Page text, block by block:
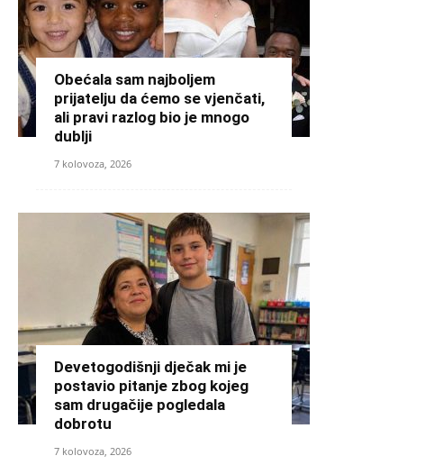
Obećala sam najboljem
prijatelju da ćemo se vjenčati,
ali pravi razlog bio je mnogo
dublji
7 kolovoza, 2026
Devetogodišnji dječak mi je
postavio pitanje zbog kojeg
sam drugačije pogledala
dobrotu
7 kolovoza, 2026